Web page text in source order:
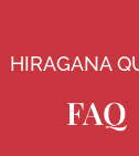
HIRAGANA
FAQ